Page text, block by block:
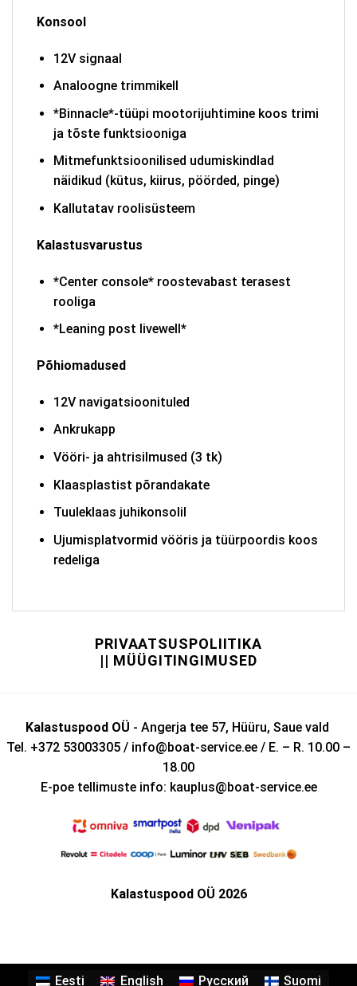
Konsool
12V signaal
Analoogne trimmikell
*Binnacle*-tüüpi mootorijuhtimine koos trimi
ja tõste funktsiooniga
Mitmefunktsioonilised udumiskindlad
näidikud (kütus, kiirus, pöörded, pinge)
Kallutatav roolisüsteem
Kalastusvarustus
*Center console* roostevabast terasest
rooliga
*Leaning post livewell*
Põhiomadused
12V navigatsioonituled
Ankrukapp
Vööri- ja ahtrisilmused (3 tk)
Klaasplastist põrandakate
Tuuleklaas juhikonsolil
Ujumisplatvormid vööris ja tüürpoordis koos
redeliga
PRIVAATSUSPOLIITIKA
|| MÜÜGITINGIMUSED
Kalastuspood OÜ - Angerja tee 57, Hüüru, Saue vald
Tel. +372 53003305 / info@boat-service.ee / E. – R. 10.00 –
18.00
E-poe tellimuste info: kauplus@boat-service.ee
Kalastuspood OÜ 2026
Eesti English Русский Suomi